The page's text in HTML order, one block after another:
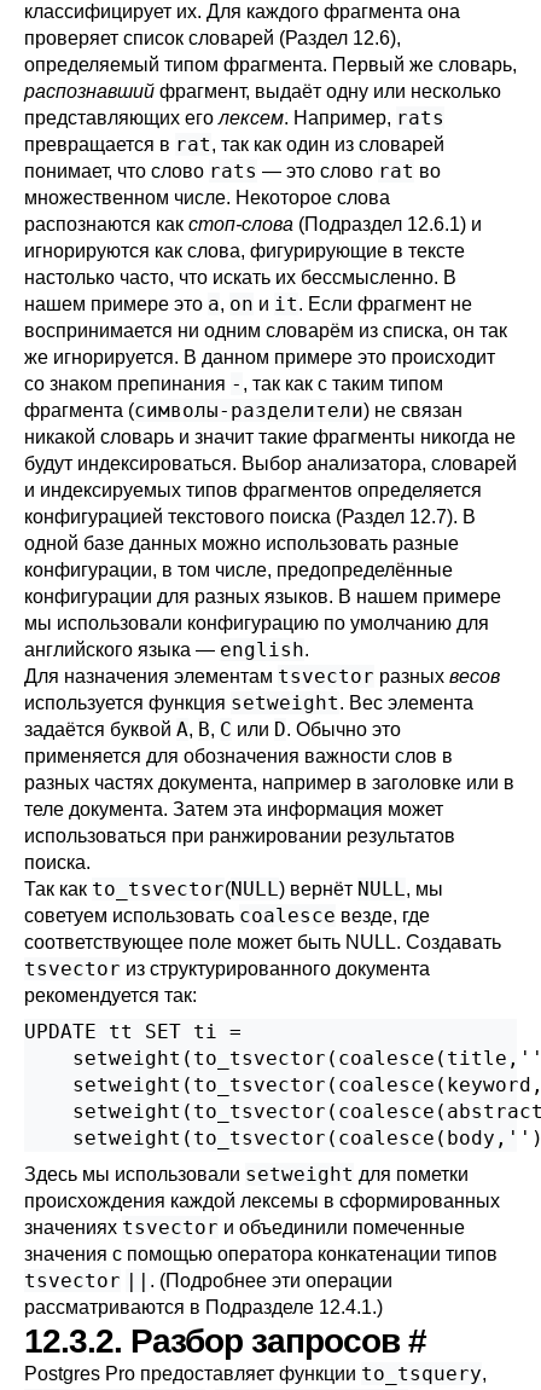
классифицирует их. Для каждого фрагмента она
проверяет список словарей (Раздел 12.6),
определяемый типом фрагмента. Первый же словарь,
распознавший фрагмент, выдаёт одну или несколько
представляющих его лексем. Например, rats
превращается в rat, так как один из словарей
понимает, что слово rats — это слово rat во
множественном числе. Некоторое слова
распознаются как стоп-слова (Подраздел 12.6.1) и
игнорируются как слова, фигурирующие в тексте
настолько часто, что искать их бессмысленно. В
нашем примере это a, on и it. Если фрагмент не
воспринимается ни одним словарём из списка, он так
же игнорируется. В данном примере это происходит
со знаком препинания - , так как с таким типом
фрагмента (символы-разделители) не связан
никакой словарь и значит такие фрагменты никогда не
будут индексироваться. Выбор анализатора, словарей
и индексируемых типов фрагментов определяется
конфигурацией текстового поиска (Раздел 12.7). В
одной базе данных можно использовать разные
конфигурации, в том числе, предопределённые
конфигурации для разных языков. В нашем примере
мы использовали конфигурацию по умолчанию для
английского языка — english.
Для назначения элементам tsvector разных весов
используется функция setweight. Вес элемента
задаётся буквой A, B, C или D. Обычно это
применяется для обозначения важности слов в
разных частях документа, например в заголовке или в
теле документа. Затем эта информация может
использоваться при ранжировании результатов
поиска.
Так как to_tsvector(NULL) вернёт NULL, мы
советуем использовать coalesce везде, где
соответствующее поле может быть NULL. Создавать
tsvector из структурированного документа
рекомендуется так:
UPDATE tt SET ti =
Здесь мы использовали setweight для пометки
происхождения каждой лексемы в сформированных
значениях tsvector и объединили помеченные
значения с помощью оператора конкатенации типов
tsvector || . (Подробнее эти операции
рассматриваются в Подразделе 12.4.1.)
12.3.2. Разбор запросов #
Postgres Pro предоставляет функции to_tsquery,